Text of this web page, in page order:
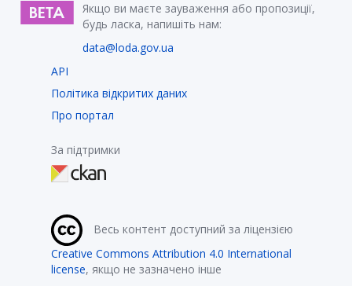
Якщо ви маєте зауваження або пропозиції,
будь ласка, напишіть нам:
data@loda.gov.ua
API
Політика відкритих даних
Про портал
За підтримки
Весь контент доступний за ліцензією
Creative Commons Attribution 4.0 International
license, якщо не зазначено інше